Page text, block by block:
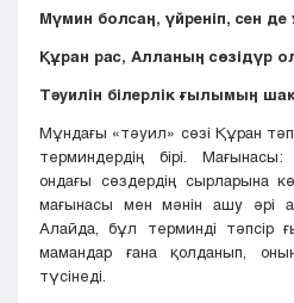
Мүмин болсаң, үйреніп, сен де
Құран рас, Алланың сөзідүр
Тәуилін білерлік ғылымың
Мұндағы «тәуил» сөзі Құран
терминдердің бірі.
ондағы сөздердің сырларына
мағынасы мен мәнін ашу әрі
Алайда, бұл терминді тәпсір
мамандар ғана қолданып,
түсінеді.